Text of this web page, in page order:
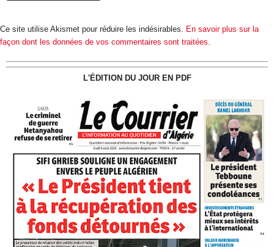
Ce site utilise Akismet pour réduire les indésirables. En savoir plus sur la
façon dont les données de vos commentaires sont traitées.
L'ÉDITION DU JOUR EN PDF